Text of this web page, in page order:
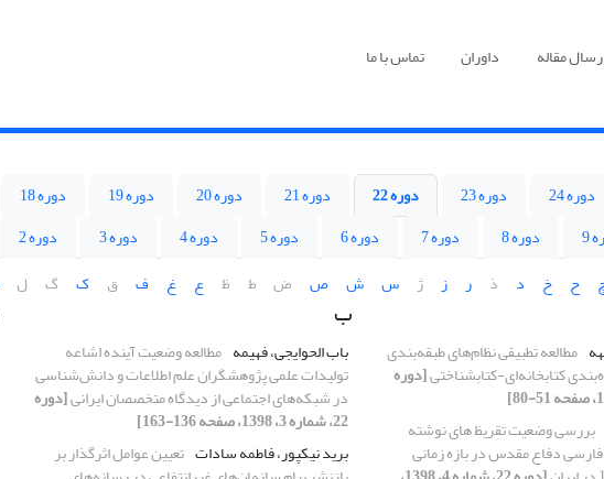
مقاله داوران تماس با ما
دوره 24 دوره 23 دوره 22 دوره 21 دوره 20 دوره 19 دوره 18
9 دوره 8 دوره 7 دوره 6 دوره 5 دوره 4 دوره 3 دوره 2
ح خ د ذ ر ز ژ س ش ص ض ط ظ ع غ ف ق ک گ ل
مطالعه تطبیقی نظام‌های طبقه‌بندی
کتابخانه‌ای-کتابشناختی[دوره
بررسی وضعیت تقریظ های نوشته
دفاع مقدس در بازه زمانی
ب
باب الحوایجی، فهیمه مطالعه وضعیت آینده اشاعه
تولیدات علمی پژوهشگران علم اطلاعات و دانش‌شناسی
در شبکه‌های اجتماعی از دیدگاه متخصصان ایرانی[دوره
22، شماره 3، 1398، صفحه 136-163]
برید نیکپور، فاطمه سادات تعیین عوامل اثرگذار بر